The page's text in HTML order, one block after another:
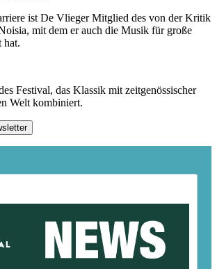
ist De Vlieger Mitglied des von der Kritik
mit dem er auch die Musik für große
hat.
Festival, das Klassik mit zeitgenössischer
Welt kombiniert.